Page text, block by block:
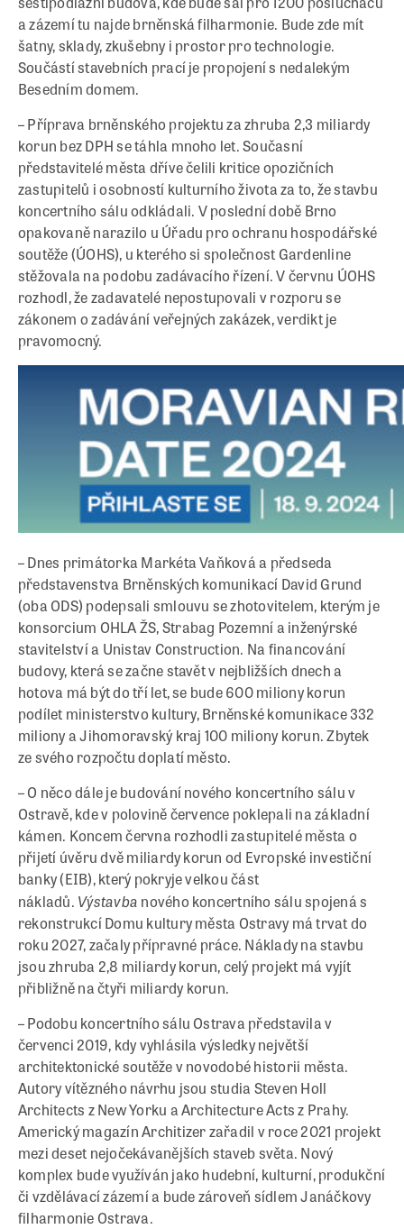
a zázemí tu najde brněnská filharmonie. Bude zde mít
šatny, sklady, zkušebny i prostor pro technologie.
Součástí stavebních prací je propojení s nedalekým
Besedním domem.
– Příprava brněnského projektu za zhruba 2,3 miliardy
korun bez DPH se táhla mnoho let. Současní
představitelé města dříve čelili kritice opozičních
zastupitelů i osobností kulturního života za to, že stavbu
koncertního sálu odkládali. V poslední době Brno
opakovaně narazilo u Úřadu pro ochranu hospodářské
soutěže (ÚOHS), u kterého si společnost Gardenline
stěžovala na podobu zadávacího řízení. V červnu ÚOHS
rozhodl, že zadavatelé nepostupovali v rozporu se
zákonem o zadávání veřejných zakázek, verdikt je
pravomocný.
– Dnes primátorka Markéta Vaňková a předseda
představenstva Brněnských komunikací David Grund
(oba ODS) podepsali smlouvu se zhotovitelem, kterým je
konsorcium OHLA ŽS, Strabag Pozemní a inženýrské
stavitelství a Unistav Construction. Na financování
budovy, která se začne stavět v nejbližších dnech a
hotova má být do tří let, se bude 600 miliony korun
podílet ministerstvo kultury, Brněnské komunikace 332
miliony a Jihomoravský kraj 100 miliony korun. Zbytek
ze svého rozpočtu doplatí město.
– O něco dále je budování nového koncertního sálu v
Ostravě, kde v polovině července poklepali na základní
kámen. Koncem června rozhodli zastupitelé města o
přijetí úvěru dvě miliardy korun od Evropské investiční
banky (EIB), který pokryje velkou část
nákladů. Výstavba nového koncertního sálu spojená s
rekonstrukcí Domu kultury města Ostravy má trvat do
roku 2027, začaly přípravné práce. Náklady na stavbu
jsou zhruba 2,8 miliardy korun, celý projekt má vyjít
přibližně na čtyři miliardy korun.
– Podobu koncertního sálu Ostrava představila v
červenci 2019, kdy vyhlásila výsledky největší
architektonické soutěže v novodobé historii města.
Autory vítězného návrhu jsou studia Steven Holl
Architects z New Yorku a Architecture Acts z Prahy.
Americký magazín Architizer zařadil v roce 2021 projekt
mezi deset nejočekávanějších staveb světa. Nový
komplex bude využíván jako hudební, kulturní, produkční
či vzdělávací zázemí a bude zároveň sídlem Janáčkovy
filharmonie Ostrava.